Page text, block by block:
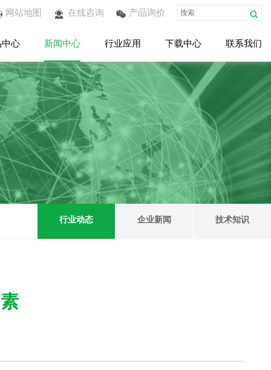
心 新闻中心 行业应用 下载中心 联系我们
网站地图 在线咨询 产品询价
行业动态 企业新闻 技术知识